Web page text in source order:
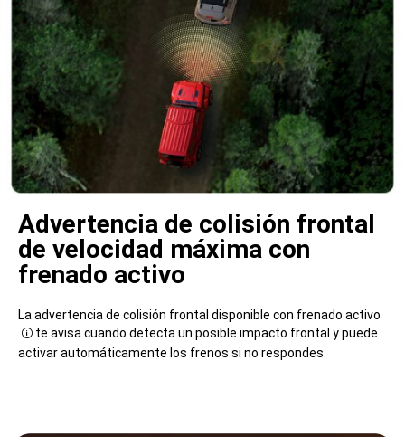
Advertencia de colisión frontal
de velocidad máxima con
frenado activo
La advertencia de colisión frontal disponible con frenado activo
Disclosure
te avisa cuando detecta un posible impacto frontal y puede
activar automáticamente los frenos si no respondes.